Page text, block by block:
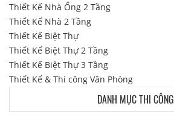
Thiết Kế Nhà Ống 2 Tầng
Thiết Kế Nhà 2 Tầng
Thiết Kế Biệt Thự
Thiết Kế Biệt Thự 2 Tầng
Thiết Kế Biệt Thự 3 Tầng
Thiết Kế & Thi công Văn Phòng
DANH MỤC THI CÔNG